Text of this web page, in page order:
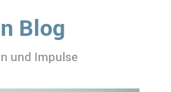
Blog
und Impulse